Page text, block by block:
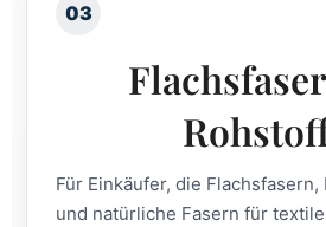
03
Für Einkäufer, die
und natürliche Fasern für